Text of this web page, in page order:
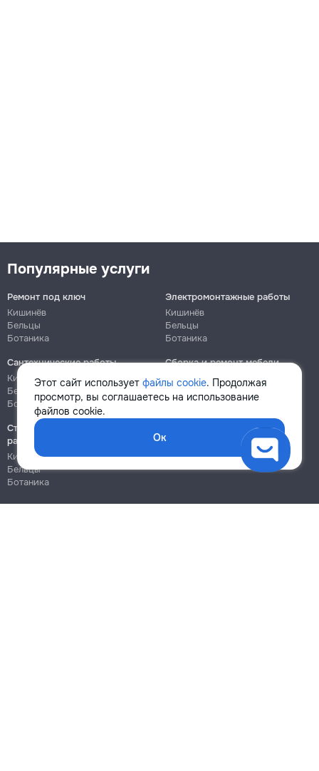
Этот сайт использует файлы cookie. Продолжая
просмотр, вы соглашаетесь на использование
файлов cookie.
Ок
Популярные услуги
Ремонт под ключ
Кишинёв
Бельцы
Ботаника
Электромонтажные работы
Кишинёв
Бельцы
Ботаника
Сантехнические работы
Кишинёв
Бельцы
Ботаника
Сборка и ремонт мебели
Кишинёв
Ботаника
Строительно-монтажные
работы
Кишинёв
Бельцы
Ботаника